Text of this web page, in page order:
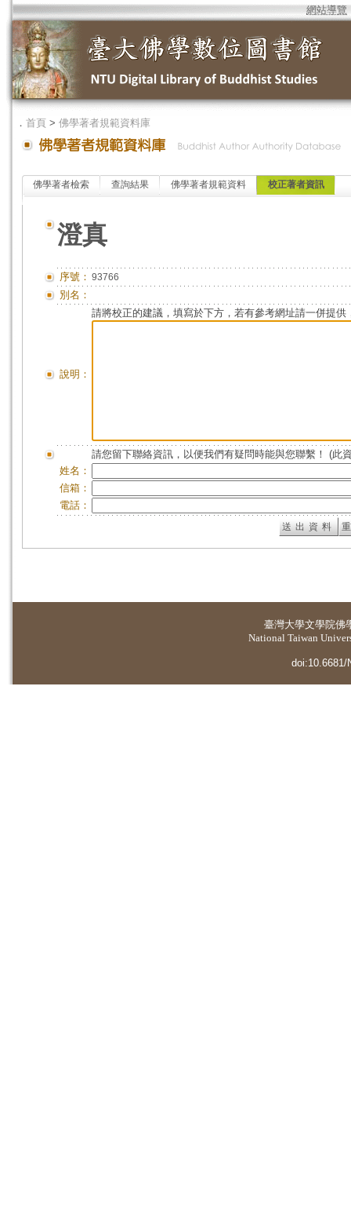
網站導覽
． 首頁 > 佛學著者規範資料庫
佛學著者檢索 查詢結果 佛學著者規範資料 校正著者資訊
澄真
序號： 93766
別名：
說明：
請將校正的建議，填寫於下方，若有參考網址請一併提供
請您留下聯絡資訊，以便我們有疑問時能與您聯繫！ (此
姓名：
信箱：
電話：
臺灣大學文學院佛
National Taiwan
doi:10.6681/